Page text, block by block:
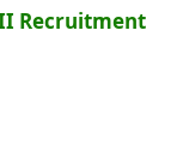
Recruitment